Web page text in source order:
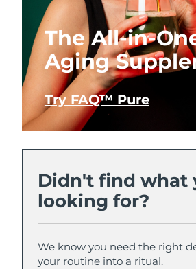
The All-in-
Aging
Try FAQ™ Pure
Didn't find what
looking for?
We know you need the right
your routine into a ritual.